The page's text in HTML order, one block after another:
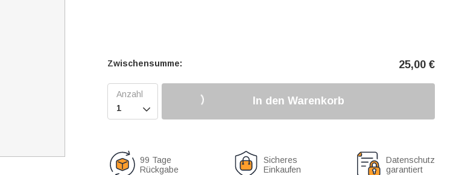
Zwischensumme: 25,00 €

In den Warenkorb
99 Tage
Rückgabe
Sicheres
Einkaufen
Datenschutz
garantiert